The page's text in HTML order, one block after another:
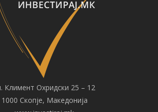
Климент Охридски 25 – 12
1000 Скопје, Македонија